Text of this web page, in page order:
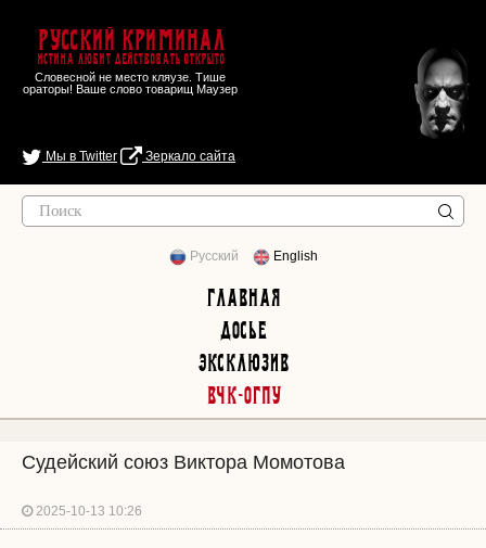
Русский Криминал
Истина любит действовать открыто
Словесной не место кляузе. Тише
ораторы! Ваше слово товарищ Маузер
Мы в Twitter Зеркало сайта
Русский English
Главная
Досье
Эксклюзив
ВЧК-ОГПУ
Судейский союз Виктора Момотова
2025-10-13 10:26